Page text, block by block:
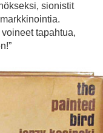
sionistit
tapahtua,